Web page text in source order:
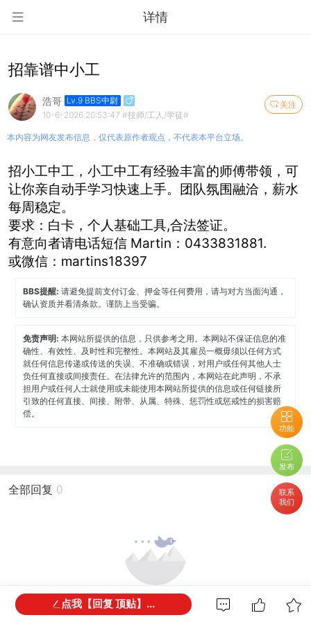
详情
功能
发布
联系
我们
招靠谱中小工
关注
浩哥 Lv.9 BBS中尉
10-6-2026 20:53:47 #技师/工人/学徒#
本内容为网友发布信息，仅代表原作者观点，不代表本平台立场。
招小工中工，小工中工有经验丰富的师傅带领，可
让你亲自动手学习快速上手。团队氛围融洽，薪水
每周稳定。
要求：白卡，个人基础工具,合法签证。
有意向者请电话短信 Martin：0433831881.
或微信：martins18397
BBS提醒:请避免提前支付订金、押金等任何费用，请与对方当面沟通，
确认资质并看清条款。谨防上当受骗。
免责声明:本网站所提供的信息，只供参考之用。本网站不保证信息的准
确性、有效性、及时性和完整性。本网站及其雇员一概毋须以任何方式
就任何信息传递或传送的失误、不准确或错误，对用户或任何其他人士
负任何直接或间接责任。在法律允许的范围内，本网站在此声明，不承
担用户或任何人士就使用或未能使用本网站所提供的信息或任何链接所
引致的任何直接、间接、附带、从属、特殊、惩罚性或惩戒性的损害赔
偿。
全部回复 0
还没有回复，谁来打破尴尬？
点我【回复 顶贴】...